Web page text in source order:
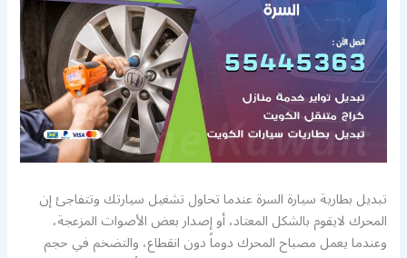
تبديل بطارية سيارة السرة عندما تحاول تشغيل سيارتك وتتفاجئ إن
المحرك لايقوم بالشكل المعتاد، أو إصدار بعض الأصوات المزعجة،
وعندما يعمل مصباح المحرك دوماً دون انقطاع، والتضخم في حجم